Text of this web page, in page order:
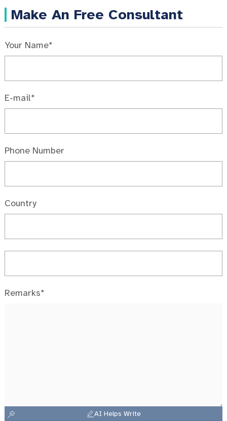
Make An Free Consultant
Your Name*
E-mail*
Phone Number
Country
Remarks*
AI Helps Write